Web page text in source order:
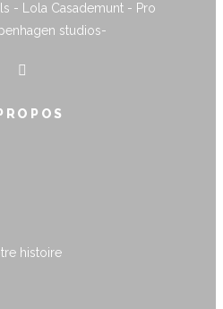
- Lola Casademunt - Pro
studios-
histoire